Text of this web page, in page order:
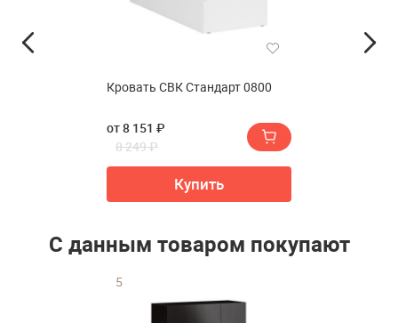
Кровать СВК Стандарт 0800
от 8 151 ₽
8 249 ₽
Купить
С данным товаром покупают
5